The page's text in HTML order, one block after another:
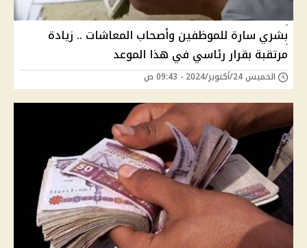
بشري سارة للموظفين وأصحاب المعاشات .. زيادة
مرتقبة بقرار رئاسي في هذا الموعد
الخميس 24/أكتوبر/2024 - 09:43 ص